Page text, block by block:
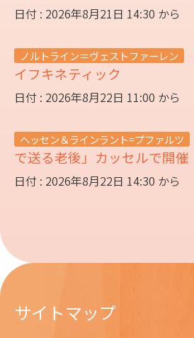
日付 : 2026年8月21日 14:30 から
ノルトライン＝ヴェストファーレン
イフキネティック
日付 : 2026年8月22日 11:00 から
ヘッセン＆ラインラント=プファルツ
で送る老後」カッセルで開催
日付 : 2026年8月22日 14:30 から
サイトマップ